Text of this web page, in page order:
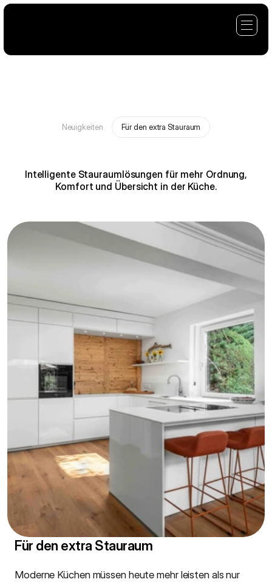
Neuigkeiten Für den extra Stauraum
Intelligente Stauraumlösungen für mehr Ordnung,
Komfort und Übersicht in der Küche.
Für den extra Stauraum
Moderne Küchen müssen heute mehr leisten als nur